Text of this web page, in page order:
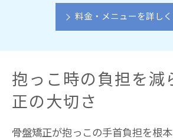
料金・メニューを詳しく
抱っこ時の負担を減
正の大切さ
骨盤矯正が抱っこの手首負担を根